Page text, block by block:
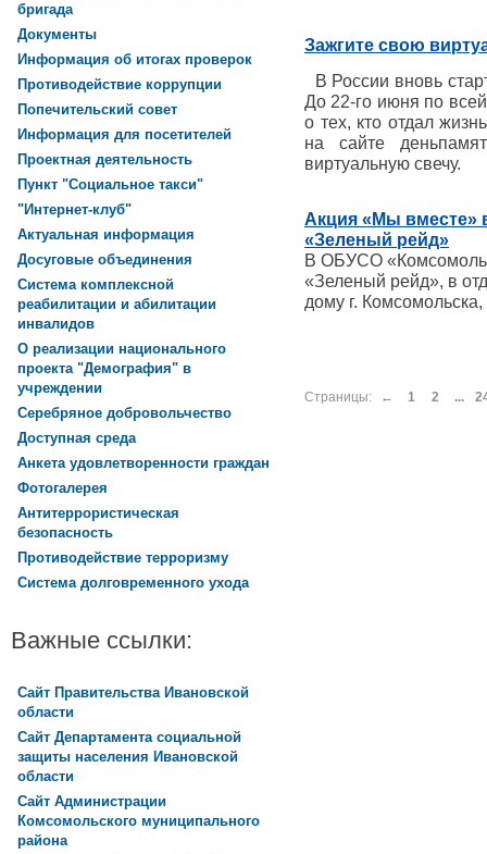
Зажгите свою
В России вновь
До 22-го июня по всей
о тех, кто отдал
на сайте
виртуальную свечу.
Акция «Мы вместе»
«Зеленый рейд»
В ОБУСО
«Зеленый рейд», в
дому г.
Страницы: ← 1 2 ...
бригада
Документы
Информация об итогах проверок
Противодействие коррупции
Попечительский совет
Информация для посетителей
Проектная деятельность
Пункт "Социальное такси"
"Интернет-клуб"
Актуальная информация
Досуговые объединения
Система комплексной
реабилитации и абилитации
инвалидов
О реализации национального
проекта "Демография" в
учреждении
Серебряное добровольчество
Доступная среда
Анкета удовлетворенности граждан
Фотогалерея
Антитеррористическая
безопасность
Противодействие терроризму
Система долговременного ухода
Важные ссылки:
Сайт Правительства Ивановской
области
Сайт Департамента социальной
защиты населения Ивановской
области
Сайт Администрации
Комсомольского муниципального
района